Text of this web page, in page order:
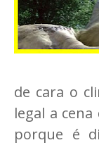
de cara o
legal a
porque é